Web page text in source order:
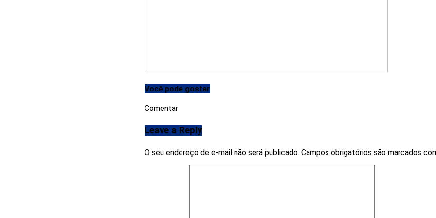
Você pode gostar
Comentar
Leave a Reply
O seu endereço de e-mail não será publicado. Campos obrigatórios são marcados